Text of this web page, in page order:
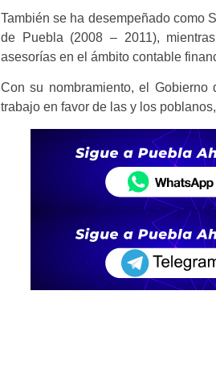
También se ha desempeñado como
de Puebla (2008 – 2011),
asesorías en el ámbito contable
Con su nombramiento, el Gobierno
trabajo en favor de las y los